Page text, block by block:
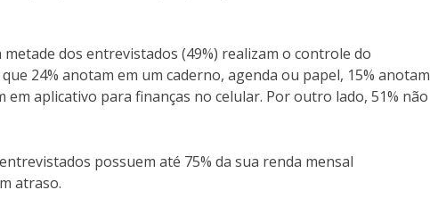
dos entrevistados (49%) realizam o controle do
24% anotam em um caderno, agenda ou papel, 15% anotam
aplicativo para finanças no celular. Por outro lado, 51% não
possuem até 75% da sua renda mensal
atraso.